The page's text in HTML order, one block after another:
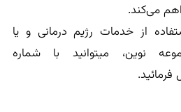
می‌کند.
از خدمات رژیم درمانی و یا
نوین، میتوانید با شماره